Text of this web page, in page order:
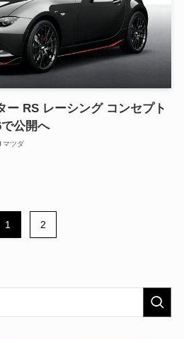
ー RS レーシング コンセプト
公開へ
マツダ
1 2